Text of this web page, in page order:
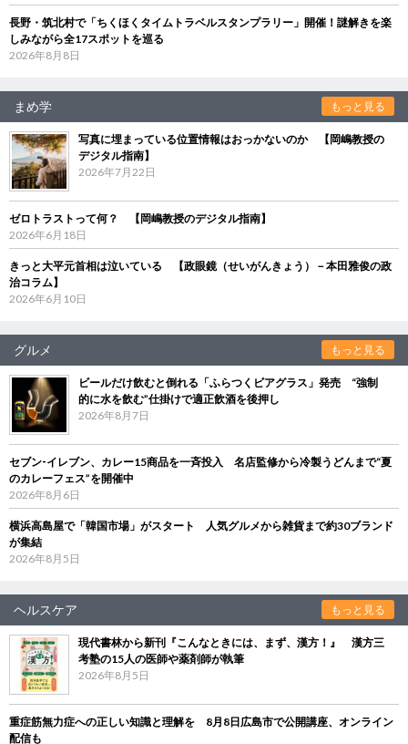
長野・筑北村で「ちくほくタイムトラベルスタンプラリー」開催！謎解きを楽
しみながら全17スポットを巡る
2026年8月8日
まめ学 もっと見る
写真に埋まっている位置情報はおっかないのか 【岡嶋教授の
デジタル指南】
2026年7月22日
ゼロトラストって何？ 【岡嶋教授のデジタル指南】
2026年6月18日
きっと大平元首相は泣いている 【政眼鏡（せいがんきょう）－本田雅俊の政
治コラム】
2026年6月10日
グルメ もっと見る
ビールだけ飲むと倒れる「ふらつくビアグラス」発売 “強制
的に水を飲む”仕掛けで適正飲酒を後押し
2026年8月7日
セブン‐イレブン、カレー15商品を一斉投入 名店監修から冷製うどんまで“夏
のカレーフェス”を開催中
2026年8月6日
横浜高島屋で「韓国市場」がスタート 人気グルメから雑貨まで約30ブランド
が集結
2026年8月5日
ヘルスケア もっと見る
現代書林から新刊『こんなときには、まず、漢方！』 漢方三
考塾の15人の医師や薬剤師が執筆
2026年8月5日
重症筋無力症への正しい知識と理解を 8月8日広島市で公開講座、オンライン
配信も